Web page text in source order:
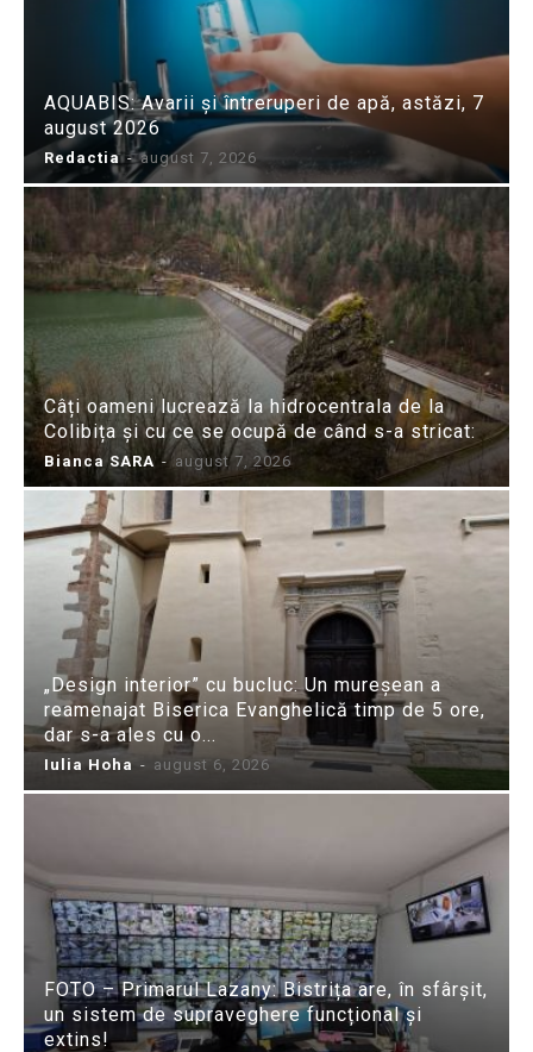
AQUABIS: Avarii și întreruperi de apă, astăzi, 7
august 2026
Redactia - august 7, 2026
Câți oameni lucrează la hidrocentrala de la
Colibița și cu ce se ocupă de când s-a stricat:
Bianca SARA - august 7, 2026
„Design interior” cu bucluc: Un mureșean a
reamenajat Biserica Evanghelică timp de 5 ore,
dar s-a ales cu o...
Iulia Hoha - august 6, 2026
FOTO – Primarul Lazany: Bistrița are, în sfârșit,
un sistem de supraveghere funcțional și
extins!